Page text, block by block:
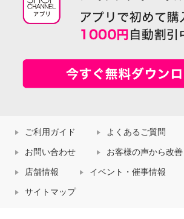
ご利用ガイド よくあるご質問
お問い合わせ お客様の声から改
店舗情報 イベント・催事情報
サイトマップ